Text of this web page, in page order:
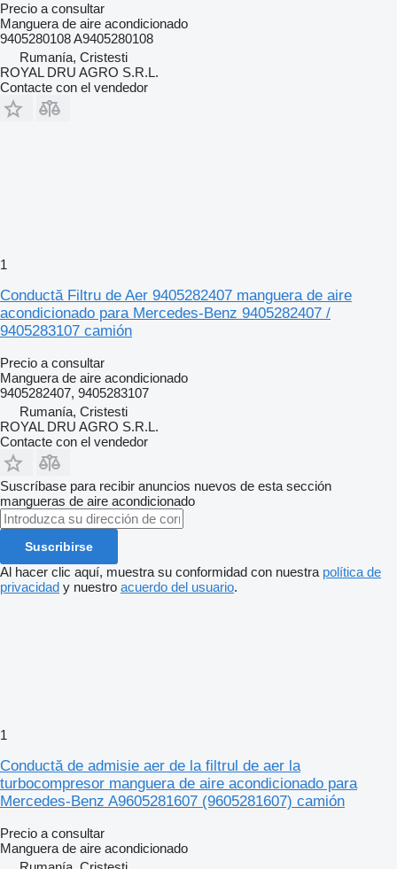
Precio a consultar
Manguera de aire acondicionado
9405280108 A9405280108
Rumanía, Cristesti
ROYAL DRU AGRO S.R.L.
Contacte con el vendedor
1
Conductă Filtru de Aer 9405282407 manguera de aire
acondicionado para Mercedes-Benz 9405282407 /
9405283107 camión
Precio a consultar
Manguera de aire acondicionado
9405282407, 9405283107
Rumanía, Cristesti
ROYAL DRU AGRO S.R.L.
Contacte con el vendedor
Suscríbase para recibir anuncios nuevos de esta sección
mangueras de aire acondicionado
Suscribirse
Al hacer clic aquí, muestra su conformidad con nuestra política de
privacidad y nuestro acuerdo del usuario.
1
Conductă de admisie aer de la filtrul de aer la
turbocompresor manguera de aire acondicionado para
Mercedes-Benz A9605281607 (9605281607) camión
Precio a consultar
Manguera de aire acondicionado